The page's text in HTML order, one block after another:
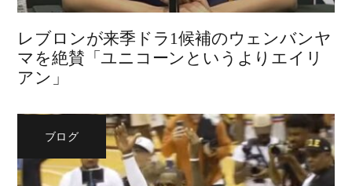
レブロンが来季ドラ1候補のウェンバンヤ
マを絶賛「ユニコーンというよりエイリ
アン」
ブログ